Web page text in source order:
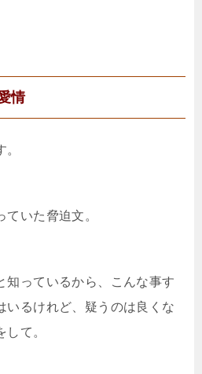
情
ていた脅迫文。
知っているから、こんな事す
いるけれど、疑うのは良くな
て。